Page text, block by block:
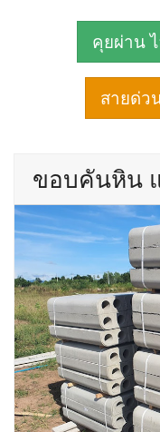
คุยผ่าน ไ
สายด่ว
ขอบคันหิน